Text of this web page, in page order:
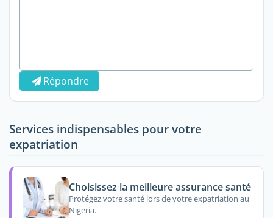
Répondre
Services indispensables pour votre
expatriation
Choisissez la meilleure assurance santé
Protégez votre santé lors de votre expatriation au
Nigeria.